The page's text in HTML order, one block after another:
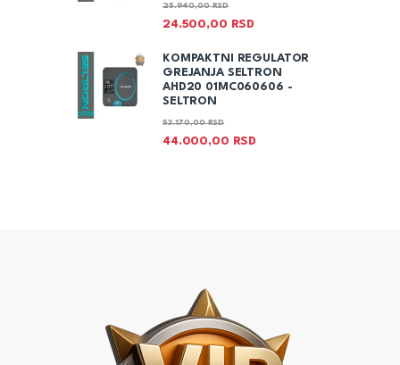
24.500,00 RSD
25.940,00RSD
KOMPAKTNI REGULATOR
GREJANJA SELTRON
AHD20 01MC060606 -
SELTRON
44.000,00 RSD
53.170,00RSD